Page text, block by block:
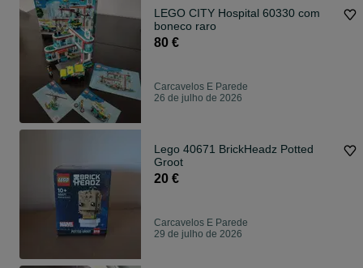
LEGO CITY Hospital 60330 com
boneco raro
80 €
Carcavelos E Parede
26 de julho de 2026
Lego 40671 BrickHeadz Potted
Groot
20 €
Carcavelos E Parede
29 de julho de 2026